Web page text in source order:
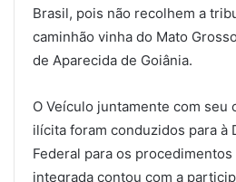
Brasil, pois não recolhem a
caminhão vinha do Mato
de Aparecida de Goiânia.
O Veículo juntamente com seu
ilícita foram conduzidos para à
Federal para os procedimentos
integrada contou com a